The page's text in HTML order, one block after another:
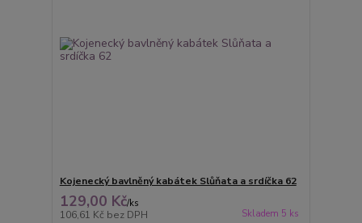
Kojenecký bavlněný kabátek Slůňata a srdíčka 62
129,00 Kč/ks
106,61 Kč bez DPH Skladem 5 ks